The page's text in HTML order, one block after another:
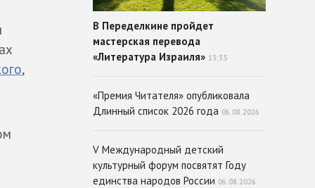
,
В Переделкине пройдет
мастерская перевода
«Литература Израиля» 13:35
«Премия Читателя» опубликовала
Длинный список 2026 года 06.08.2026
V Международный детский
культурный форум посвятят Году
единства народов России 06.08.2026